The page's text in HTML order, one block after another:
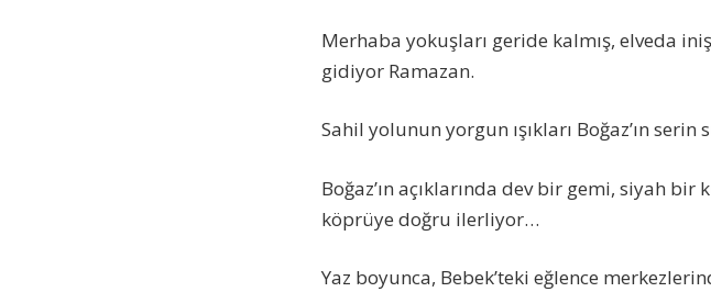
Merhaba yokuşları geride kalmış, elveda
gidiyor Ramazan.
Sahil yolunun yorgun ışıkları Boğaz’ın
Boğaz’ın açıklarında dev bir gemi, siyah
köprüye doğru ilerliyor…
Yaz boyunca, Bebek’teki eğlence